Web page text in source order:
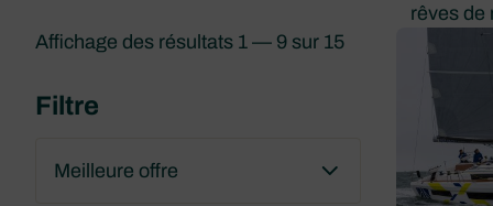
rêves de
Affichage des résultats 1 — 9 sur 15
Filtre